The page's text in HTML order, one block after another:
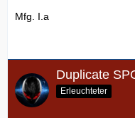
Mfg. I.a
Duplicate
Erleuchteter